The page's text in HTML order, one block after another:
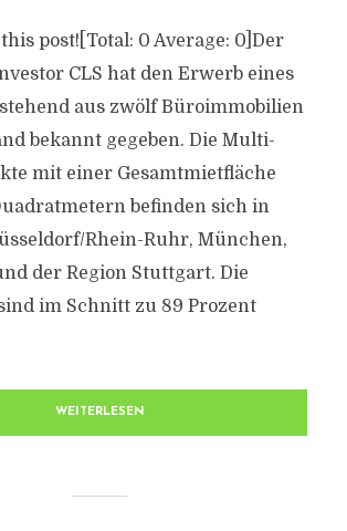
post![Total: 0 Average: 0]Der
CLS hat den Erwerb eines
aus zwölf Büroimmobilien
bekannt gegeben. Die Multi-
mit einer Gesamtmietfläche
befinden sich in
Rhein-Ruhr, München,
der Region Stuttgart. Die
im Schnitt zu 89 Prozent
WEITERLESEN